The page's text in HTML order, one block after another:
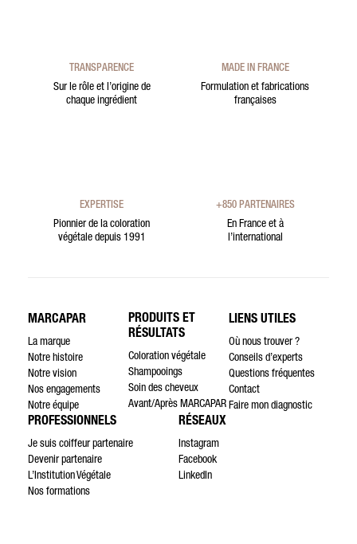
TRANSPARENCE
Sur le rôle et l’origine de
chaque ingrédient
MADE IN FRANCE
Formulation et fabrications
françaises
EXPERTISE
Pionnier de la coloration
végétale depuis 1991
+850 PARTENAIRES
En France et à
l’international
MARCAPAR
La marque
Notre histoire
Notre vision
Nos engagements
Notre équipe
PRODUITS ET
RÉSULTATS
Coloration végétale
Shampooings
Soin des cheveux
Avant/Après MARCAPAR
LIENS UTILES
Où nous trouver ?
Conseils d’experts
Questions fréquentes
Contact
Faire mon diagnostic
PROFESSIONNELS
Je suis coiffeur partenaire
Devenir partenaire
L’Institution Végétale
Nos formations
RÉSEAUX
Instagram
Facebook
LinkedIn